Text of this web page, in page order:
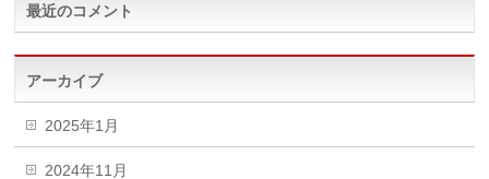
最近のコメント
アーカイブ
2025年1月
2024年11月